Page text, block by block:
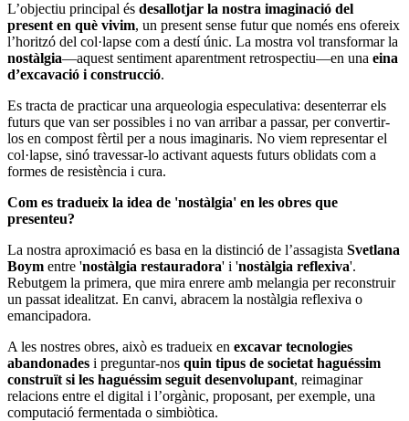
L’objectiu principal és desallotjar la nostra imaginació del
present en què vivim, un present sense futur que només ens ofereix
l’horitzó del col·lapse com a destí únic. La mostra vol transformar la
nostàlgia—aquest sentiment aparentment retrospectiu—en una eina
d’excavació i construcció.
Es tracta de practicar una arqueologia especulativa: desenterrar els
futurs que van ser possibles i no van arribar a passar, per convertir-
los en compost fèrtil per a nous imaginaris. No viem representar el
col·lapse, sinó travessar-lo activant aquests futurs oblidats com a
formes de resistència i cura.
Com es tradueix la idea de 'nostàlgia' en les obres que
presenteu?
La nostra aproximació es basa en la distinció de l’assagista Svetlana
Boym entre 'nostàlgia restauradora' i 'nostàlgia reflexiva'.
Rebutgem la primera, que mira enrere amb melangia per reconstruir
un passat idealitzat. En canvi, abracem la nostàlgia reflexiva o
emancipadora.
A les nostres obres, això es tradueix en excavar tecnologies
abandonades i preguntar-nos quin tipus de societat haguéssim
construït si les haguéssim seguit desenvolupant, reimaginar
relacions entre el digital i l’orgànic, proposant, per exemple, una
computació fermentada o simbiòtica.